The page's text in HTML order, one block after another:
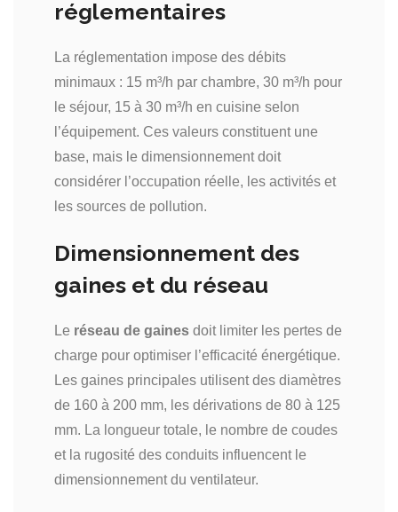
réglementaires
La réglementation impose des débits
minimaux : 15 m³/h par chambre, 30 m³/h pour
le séjour, 15 à 30 m³/h en cuisine selon
l’équipement. Ces valeurs constituent une
base, mais le dimensionnement doit
considérer l’occupation réelle, les activités et
les sources de pollution.
Dimensionnement des
gaines et du réseau
Le réseau de gaines doit limiter les pertes de
charge pour optimiser l’efficacité énergétique.
Les gaines principales utilisent des diamètres
de 160 à 200 mm, les dérivations de 80 à 125
mm. La longueur totale, le nombre de coudes
et la rugosité des conduits influencent le
dimensionnement du ventilateur.